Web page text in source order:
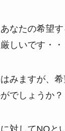
なたの希望
しいです・・
みますが、
でしょうか？